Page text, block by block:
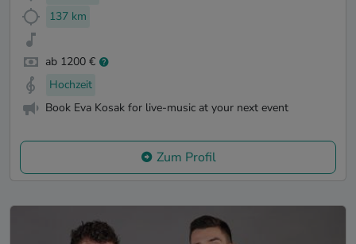
137 km
ab 1200 €
Hochzeit
Book Eva Kosak for live-music at your next event
Zum Profil